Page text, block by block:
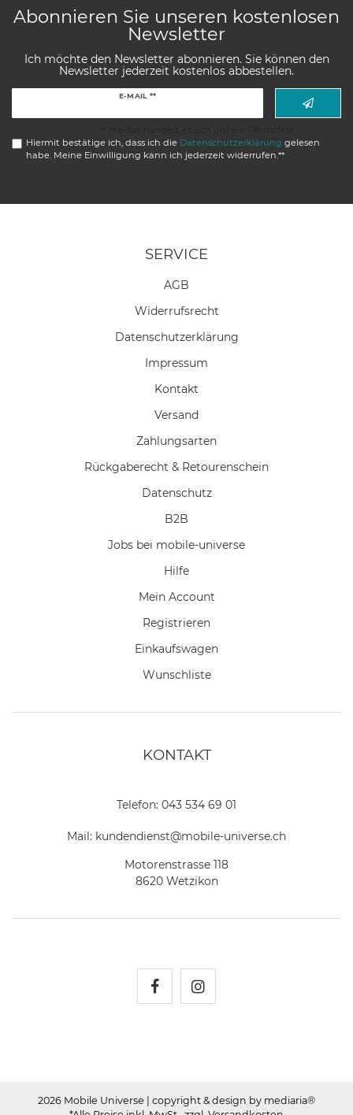
Abonnieren Sie unseren kostenlosen
Newsletter
Ich möchte den Newsletter abonnieren. Sie können den
Newsletter jederzeit kostenlos abbestellen.
E-MAIL **
Hiermit bestätige ich, dass ich die Daten­schutz­erklärung gelesen
habe. Meine Einwilligung kann ich jederzeit widerrufen.**
SERVICE
AGB
Widerrufs­recht
Daten­schutz­erklärung
Impressum
Kontakt
Versand
Zahlungsarten
Rückgaberecht & Retourenschein
Datenschutz
B2B
Jobs bei mobile-universe
Hilfe
Mein Account
Registrieren
Einkaufswagen
Wunschliste
KONTAKT
Telefon: 043 534 69 01
Mail: kundendienst@mobile-universe.ch
Motorenstrasse 118
8620 Wetzikon
2026 Mobile Universe | copyright & design by mediaria®